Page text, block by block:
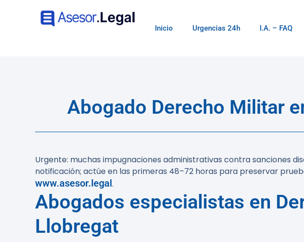
Inicio Urgencias 24h I.A. – FAQ
Abogado Derecho Militar
Urgente: muchas impugnaciones administrativas contra sanciones
notificación; actúe en las primeras 48–72 horas para preservar
www.asesor.legal.
Abogados especialistas en
Llobregat